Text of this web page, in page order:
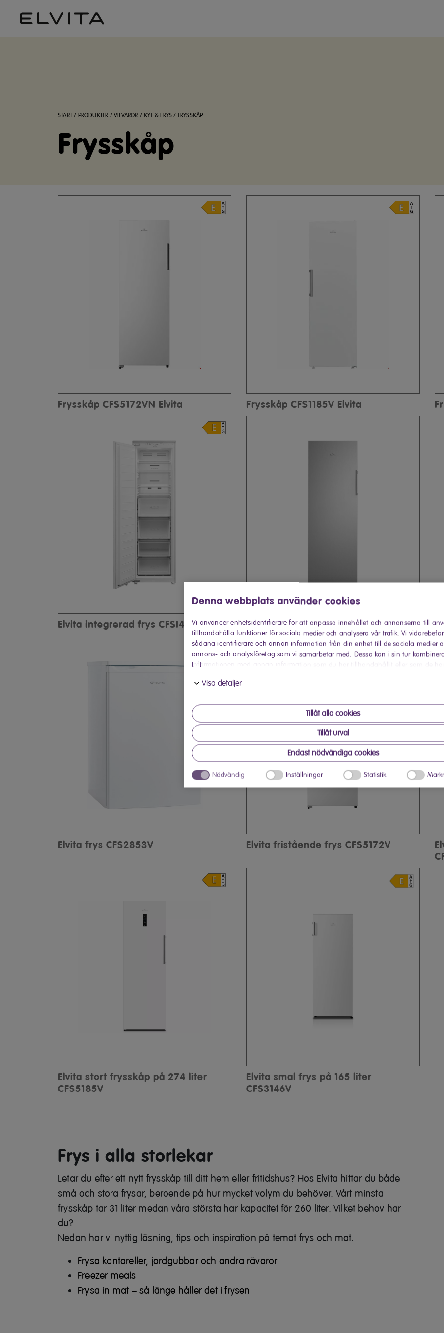
Denna webbplats använder cookies
[...]
Vi använder enhetsidentifierare för att anpassa innehållet och annonserna till
tillhandahålla funktioner för sociala medier och analysera vår trafik. Vi
sådana identifierare och annan information från din enhet till de sociala medier
annons- och analysföretag som vi samarbetar med. Dessa kan i sin tur kombinera
informationen med annan information som du har tillhandahållit eller som de har
Visa detaljer
Tillåt alla cookies
Tillåt urval
Endast nödvändiga cookies
Nödvändig Inställningar Statistik
START / PRODUKTER /VITVAROR /KYL & FRYS / FRYSSKÅP
Frysskåp
Frysskåp CFS5172VN Elvita Frysskåp CFS1185V Elvita
Elvita integrerad frys CFSI4177 Elvita frysskåp CFS5172X
Elvita frys CFS2853V Elvita fristående frys CFS5172V
Elvita stort frysskåp på 274 liter
CFS5185V
Elvita smal frys på 165 liter
CFS3146V
Frys i alla storlekar
Letar du efter ett nytt frysskåp till ditt hem eller fritidshus? Hos Elvita hittar du både
små och stora frysar, beroende på hur mycket volym du behöver. Vårt minsta
frysskåp tar 31 liter medan våra största har kapacitet för 260 liter. Vilket behov har
du?
Nedan har vi nyttig läsning, tips och inspiration på temat frys och mat.
Frysa kantareller, jordgubbar och andra råvaror
Freezer meals
Frysa in mat – så länge håller det i frysen